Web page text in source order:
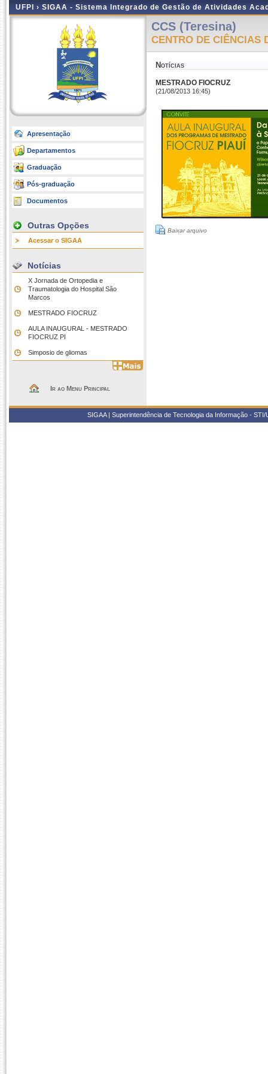
UFPI › SIGAA - Sistema Integrado de Gestão de Atividades
Apresentação
Departamentos
Graduação
Pós-graduação
Documentos
Outras Opções
Acessar o SIGAA
Notícias
X Jornada de Ortopedia e
Traumatologia do Hospital São
Marcos
MESTRADO FIOCRUZ
AULA INAUGURAL - MESTRADO
FIOCRUZ PI
Simposio de gliomas
Ir ao Menu Principal
CCS (Teresina)
CENTRO DE CIÊNCIAS
Notícias
MESTRADO FIOCRUZ
(21/08/2013 16:45)
Baixar arquivo
SIGAA | Superintendência de Tecnologia da Informação -